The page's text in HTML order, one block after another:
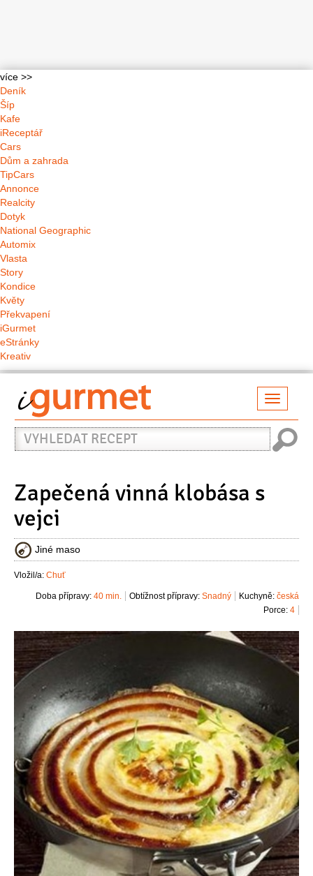
více >>
Deník
Šíp
Kafe
iReceptář
Cars
Dům a zahrada
TipCars
Annonce
Realcity
Dotyk
National Geographic
Automix
Vlasta
Story
Kondice
Květy
Překvapení
iGurmet
eStránky
Kreativ
Vyhledat
recept
Zapečená vinná klobása s
vejci
Jiné maso
Vložil/a: Chuť
Kuchyně: česká
Obtížnost přípravy: Snadný
Doba přípravy: 40 min.
Porce: 4